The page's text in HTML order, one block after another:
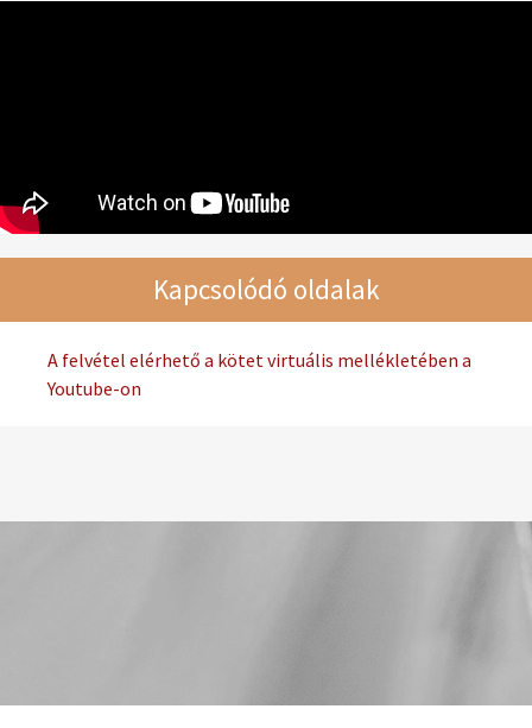
Kapcsolódó oldalak
A felvétel elérhető a kötet virtuális mellékletében a
Youtube-on